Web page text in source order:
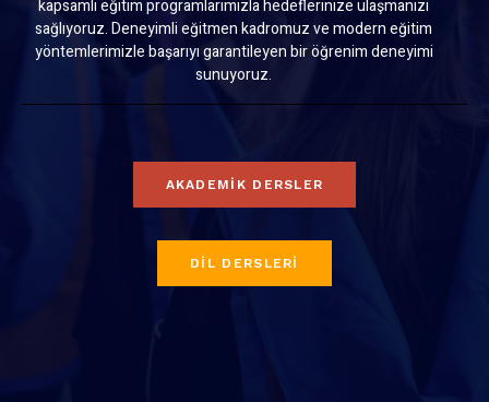
kapsamlı eğitim programlarımızla hedeflerinize ulaşmanızı
sağlıyoruz. Deneyimli eğitmen kadromuz ve modern eğitim
yöntemlerimizle başarıyı garantileyen bir öğrenim deneyimi
sunuyoruz.
AKADEMIK DERSLER
DIL DERSLERI